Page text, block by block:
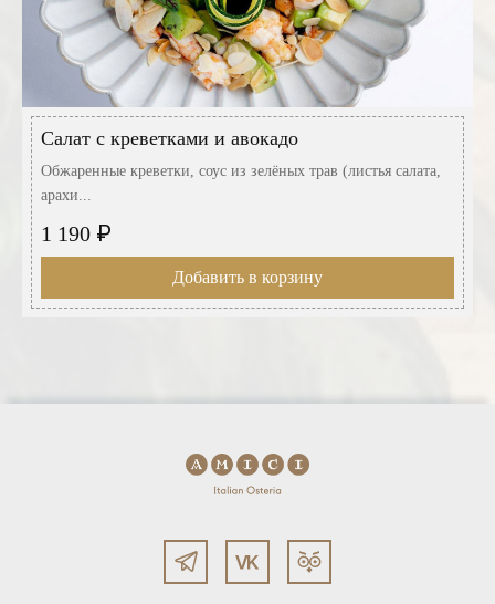
Салат с креветками и авокадо
Обжаренные креветки, соус из зелёных трав (листья салата,
арахи...
1 190 ₽
Добавить в корзину